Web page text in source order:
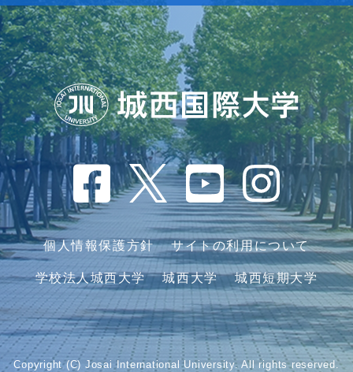
個人情報保護方針 サイトの利用について
学校法人城西大学 城西大学 城西短期大学
Copyright (C) Josai International University. All rights reserved.